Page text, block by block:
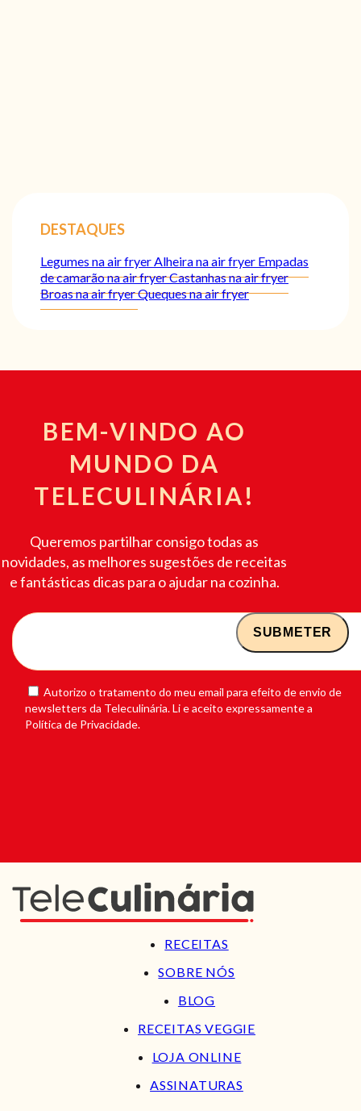
DESTAQUES
Legumes na air fryer Alheira na air fryer Empadas
de camarão na air fryerCastanhas na air fryer
Broas na air fryerQueques na air fryer
BEM-VINDO AO
MUNDO DA
TELECULINÁRIA!
Queremos partilhar consigo todas as
novidades, as melhores sugestões de receitas
e fantásticas dicas para o ajudar na cozinha.
Autorizo o tratamento do meu email para efeito de envio de
newsletters da Teleculinária. Li e aceito expressamente a
Política de Privacidade.
RECEITAS
SOBRE NÓS
BLOG
RECEITAS VEGGIE
LOJA ONLINE
ASSINATURAS